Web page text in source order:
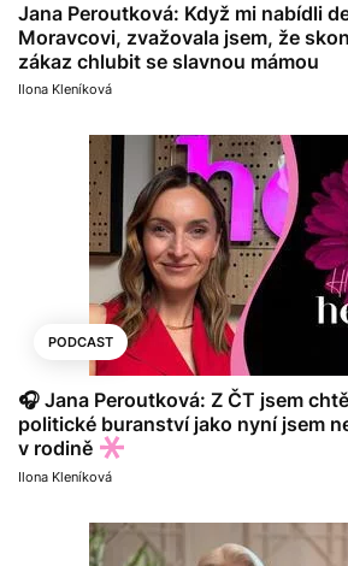
Jana Peroutková: Když mi nabídli
Moravcovi, zvažovala jsem, že
zákaz chlubit se slavnou mámou
Ilona Kleníková
PODCAST
🎧 Jana Peroutková: Z ČT jsem
politické buranství jako nyní jsem
v rodině
Ilona Kleníková